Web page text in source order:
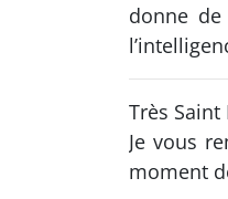
donne
Très
Je vous
moment